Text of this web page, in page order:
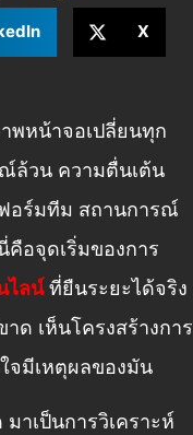
X
พหน้าจอเปลี่ยนทุก
ล้วน ความตื่นเต้น
อร์มทีม สถานการณ์
อจุดเริ่มของการ
ไลน์ที่ยืนระยะได้จริง
ด เห็นโครงสร้างการ
จมีเหตุผลของมัน
าเป็นการวิเคราะห์